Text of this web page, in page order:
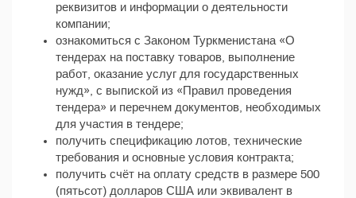
реквизитов и информации о деятельности
компании;
ознакомиться с Законом Туркменистана «О
тендерах на поставку товаров, выполнение
работ, оказание услуг для государственных
нужд», с выпиской из «Правил проведения
тендера» и перечнем документов, необходимых
для участия в тендере;
получить спецификацию лотов, технические
требования и основные условия контракта;
получить счёт на оплату средств в размере 500
(пятьсот) долларов США или эквивалент в